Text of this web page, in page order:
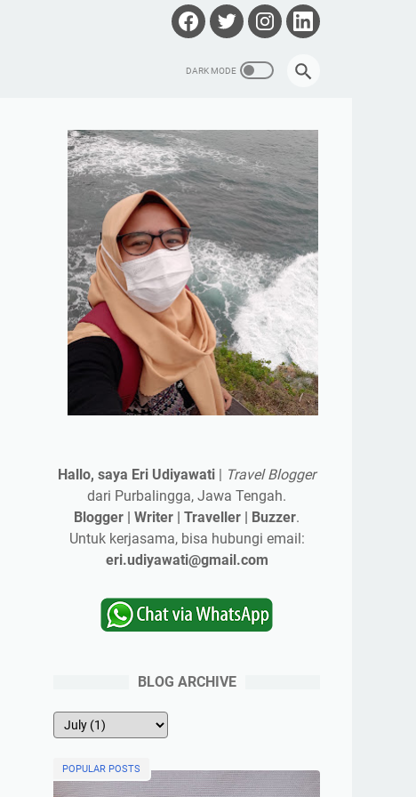
Hallo, saya Eri Udiyawati | Travel Blogger
dari Purbalingga, Jawa Tengah.
Blogger | Writer | Traveller | Buzzer.
Untuk kerjasama, bisa hubungi email:
eri.udiyawati@gmail.com
BLOG ARCHIVE
POPULAR POSTS